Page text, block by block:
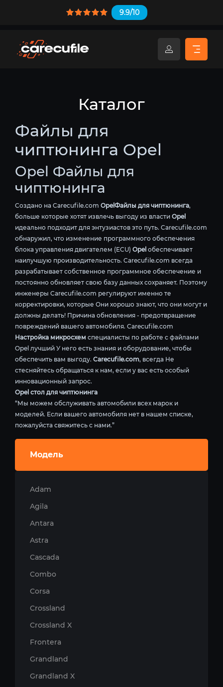
9.9/10
Каталог
Файлы для
чиптюнинга Opel
Opel Файлы для
чиптюнинга
Создано на Carecufile.com OpelФайлы для чиптюнинга,
больше которые хотят извлечь выгоду из власти Opel
идеально подходит для энтузиастов это путь. Carecufile.com
обнаружил, что изменение программного обеспечения
блока управления двигателем (ECU) Opel обеспечивает
наилучшую производительность. Carecufile.com всегда
разрабатывает собственное программное обеспечение и
постоянно обновляет свою базу данных сохраняет. Поэтому
инженеры Carecufile.com регулируют именно те
корректировки, которые Они хорошо знают, что они могут и
должны делать! Причина обновления - предотвращение
повреждений вашего автомобиля. Carecufile.com
Настройка микросхем специалисты по работе с файлами
Opel лучший У него есть знания и оборудование, чтобы
обеспечить вам выгоду. Carecufile.com, всегда Не
стесняйтесь обращаться к нам, если у вас есть особый
инновационный запрос.
Opel стол для чиптюнинга
“Мы можем обслуживать автомобили всех марок и
моделей. Если вашего автомобиля нет в нашем списке,
пожалуйста свяжитесь с нами.”
Модель
Adam
Agila
Antara
Astra
Cascada
Combo
Corsa
Crossland
Crossland X
Frontera
Grandland
Grandland X